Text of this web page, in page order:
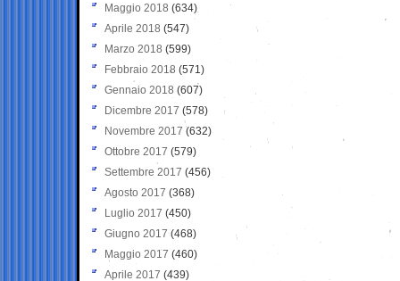
Maggio 2018 (634)
Aprile 2018 (547)
Marzo 2018 (599)
Febbraio 2018 (571)
Gennaio 2018 (607)
Dicembre 2017 (578)
Novembre 2017 (632)
Ottobre 2017 (579)
Settembre 2017 (456)
Agosto 2017 (368)
Luglio 2017 (450)
Giugno 2017 (468)
Maggio 2017 (460)
Aprile 2017 (439)